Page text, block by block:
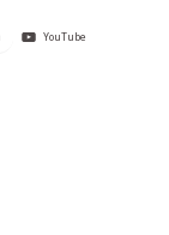
YouTube